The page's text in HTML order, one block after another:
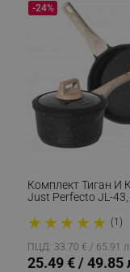
Комплект Тиган И
Just Perfecto JL-43,
PFOA И PFAS,
Капак, Индукция,
★ ★ ★ ★ ★ (1)
-24%
ПЦД: 33.70 € / 65.91
25.49 € / 49.85